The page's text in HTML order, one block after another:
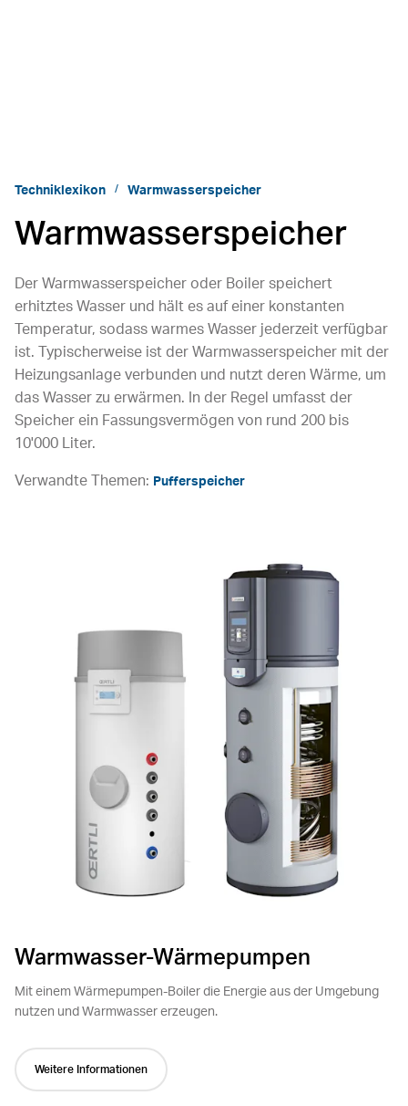
Techniklexikon Warmwasserspeicher
Warmwasserspeicher
Der Warmwasserspeicher oder Boiler speichert
erhitztes Wasser und hält es auf einer konstanten
Temperatur, sodass warmes Wasser jederzeit verfügbar
ist. Typischerweise ist der Warmwasserspeicher mit der
Heizungsanlage verbunden und nutzt deren Wärme, um
das Wasser zu erwärmen. In der Regel umfasst der
Speicher ein Fassungsvermögen von rund 200 bis
10'000 Liter.
Verwandte Themen: Pufferspeicher
Warmwasser-Wärmepumpen
Mit einem Wärmepumpen-Boiler die Energie aus der Umgebung
nutzen und Warmwasser erzeugen.
Weitere Informationen